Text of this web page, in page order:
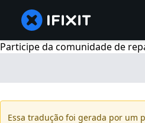
Participe da comunidade de
Essa tradução foi gerada por um